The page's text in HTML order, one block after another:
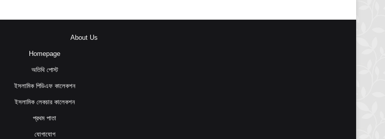
About Us
Homepage
অতিথি পোস্ট
ইসলামিক পিডিএফ কালেকশন
ইসলামিক লেকচার কালেকশন
প্রথম পাতা
যোগাযোগ